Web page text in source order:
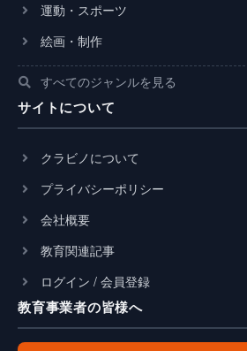
運動・スポーツ
絵画・制作
すべてのジャンルを見る
サイトについて
クラビノについて
プライバシーポリシー
会社概要
教育関連記事
ログイン / 会員登録
教育事業者の皆様へ